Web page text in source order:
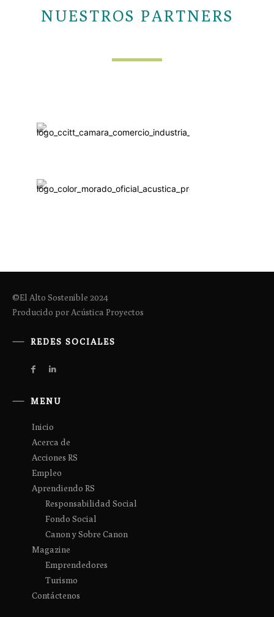
NUESTROS PARTNERS
©El Alto Sostenible 2024
Producido por Acústica Proyectos
REDES SOCIALES
MENU
Inicio
Acerca de
Acciones RS
Empleo
Aprendiendo RS
Responsabilidad Social
Fondo Social
Canon y Sobre Canon
Magazine
Emprendedores
Turismo
Contáctenos